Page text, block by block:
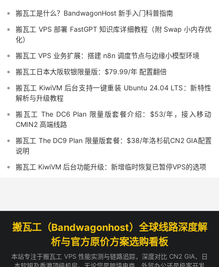
搬瓦工是什么？BandwagonHost 新手入门科普指南
搬瓦工 VPS 部署 FastGPT 知识库详细教程（附 Swap 小内存优
化）
搬瓦工 VPS 业务扩展：搭建 n8n 调度节点与边缘小模型环境
搬瓦工日本大阪软银限量版：$79.99/年 配置翻倍
搬瓦工 KiwiVM 后台支持一键重装 Ubuntu 24.04 LTS：新特性
解析与升级教程
搬瓦工 The DC6 Plan 限量版套餐介绍：$53/年，接入移动
CMIN2 高端线路
搬瓦工 The DC9 Plan 限量版套餐：$38/年洛杉矶CN2 GIA配置
说明
搬瓦工 KiwiVM 后台功能升级：新增临时恢复已暂停VPS的选项
搬瓦工（Bandwagonhost）全球线路深度解
析与官方原价方案选购看板
本站专注于搬瓦工 VPS 性能实测与链路追踪，深度对比 CN2 GIA、日